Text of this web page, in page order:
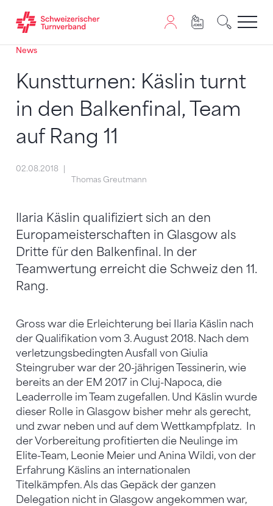
Zum Inhalt springen
Zur Sitemap navigieren
Zum Navigieren dieser Seite wird JavaScript benötigt.
News
Kunstturnen: Käslin turnt
in den Balkenfinal, Team
auf Rang 11
02.08.2018
Thomas Greutmann
Ilaria Käslin qualifiziert sich an den
Europameisterschaften in Glasgow als
Dritte für den Balkenfinal. In der
Teamwertung erreicht die Schweiz den 11.
Rang.
Gross war die Erleichterung bei Ilaria Käslin nach
der Qualifikation vom 3. August 2018. Nach dem
verletzungsbedingten Ausfall von Giulia
Steingruber war der 20-jährigen Tessinerin, wie
bereits an der EM 2017 in Cluj-Napoca, die
Leaderrolle im Team zugefallen. Und Käslin wurde
dieser Rolle in Glasgow bisher mehr als gerecht,
und zwar neben und auf dem Wettkampfplatz.
In
der Vorbereitung profitierten die Neulinge im
Elite-Team, Leonie Meier und Anina Wildi, von der
Erfahrung Käslins an internationalen
Titelkämpfen. Als das Gepäck der ganzen
Delegation nicht in Glasgow angekommen war,